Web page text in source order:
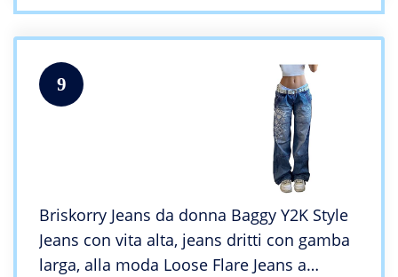
9
Briskorry Jeans da donna Baggy Y2K Style
Jeans con vita alta, jeans dritti con gamba
larga, alla moda Loose Flare Jeans a